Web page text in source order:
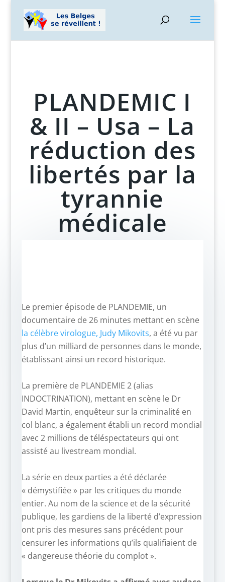
PLANDEMIC I
& II – Usa – La
réduction des
libertés par la
tyrannie
médicale
Le premier épisode de PLANDEMIE, un
documentaire de 26 minutes mettant en scène
la célèbre virologue, Judy Mikovits, a été vu par
plus d’un milliard de personnes dans le monde,
établissant ainsi un record historique.
La première de PLANDEMIE 2 (alias
INDOCTRINATION), mettant en scène le Dr
David Martin, enquêteur sur la criminalité en
col blanc, a également établi un record mondial
avec 2 millions de téléspectateurs qui ont
assisté au livestream mondial.
La série en deux parties a été déclarée
« démystifiée » par les critiques du monde
entier. Au nom de la science et de la sécurité
publique, les gardiens de la liberté d’expression
ont pris des mesures sans précédent pour
censurer les informations qu’ils qualifiaient de
« dangereuse théorie du complot ».